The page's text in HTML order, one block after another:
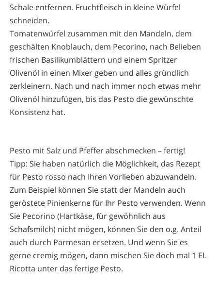
Schale entfernen. Fruchtfleisch in kleine Würfel
schneiden.
Tomatenwürfel zusammen mit den Mandeln, dem
geschälten Knoblauch, dem Pecorino, nach Belieben
frischen Basilikumblättern und einem Spritzer
Olivenöl in einen Mixer geben und alles gründlich
zerkleinern. Nach und nach immer noch etwas mehr
Olivenöl hinzufügen, bis das Pesto die gewünschte
Konsistenz hat.
Pesto mit Salz und Pfeffer abschmecken – fertig!
Tipp: Sie haben natürlich die Möglichkeit, das Rezept
für Pesto rosso nach Ihren Vorlieben abzuwandeln.
Zum Beispiel können Sie statt der Mandeln auch
geröstete Pinienkerne für Ihr Pesto verwenden. Wenn
Sie Pecorino (Hartkäse, für gewöhnlich aus
Schafsmilch) nicht mögen, können Sie den o.g. Anteil
auch durch Parmesan ersetzen. Und wenn Sie es
gerne cremig mögen, dann mischen Sie doch mal 1 EL
Ricotta unter das fertige Pesto.